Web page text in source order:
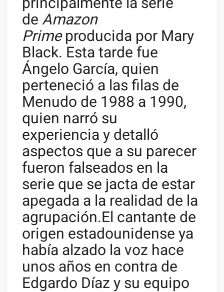
deAmazon
Primeproducida por Mary
Black. Esta tarde fue
Ángelo García, quien
perteneció a las filas de
Menudo de 1988 a 1990,
quien narró su
experiencia y detalló
aspectos que a su parecer
fueron falseados en la
serie que se jacta de estar
apegada a la realidad de la
agrupación.El cantante de
origen estadounidense ya
había alzado la voz hace
unos años en contra de
Edgardo Díaz y su equipo